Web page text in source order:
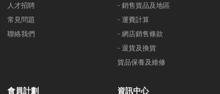
人才招聘
常見問題
聯絡我們
- 銷售貨品及地區
- 運費計算
- 網店銷售條款
- 退貨及換貨
貨品保養及維修
會員計劃 資訊中心